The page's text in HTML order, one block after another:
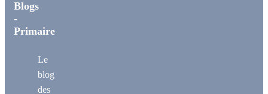
Blogs
-
Primaire
Le
blog
des